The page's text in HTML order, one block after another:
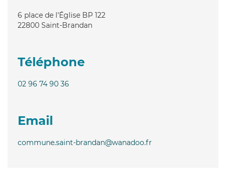
6 place de l'Église BP 122
22800 Saint-Brandan
Téléphone
02 96 74 90 36
Email
commune.saint-brandan@wanadoo.fr